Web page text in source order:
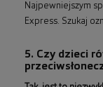
Najpewniejszym
Express. Szukaj
5. Czy dzieci